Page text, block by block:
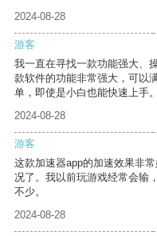
2024-08-28
游客
我一直在寻找一款功能强大、
款软件的功能非常强大，可以
单，即使是小白也能快速上手。
2024-08-28
游客
这款加速器app的加速效果非
况了。我以前玩游戏经常会输
不少。
2024-08-28